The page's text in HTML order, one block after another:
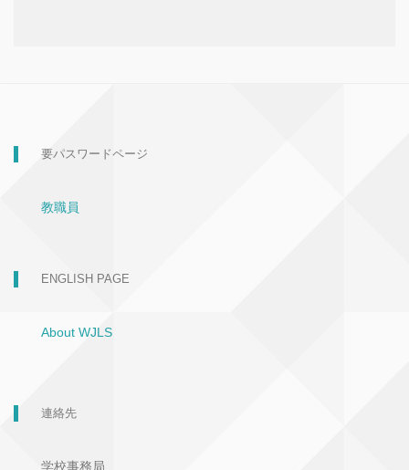
要パスワードページ
教職員
ENGLISH PAGE
About WJLS
連絡先
学校事務局